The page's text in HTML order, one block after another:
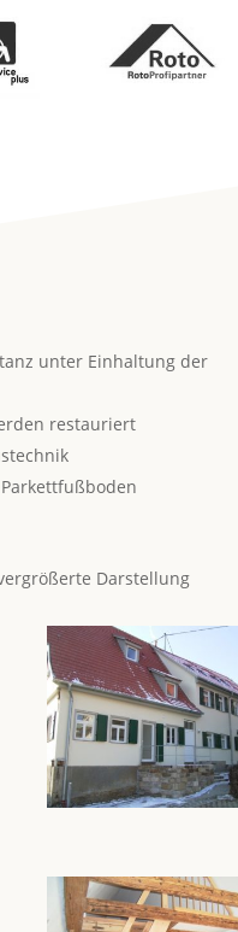
unter Einhaltung der
restauriert
Darstellung